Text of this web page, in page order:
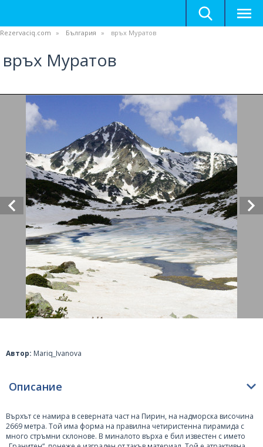
Rezervaciq.com България връх Муратов
връх Муратов
Автор: Mariq_Ivanova
Описание
Върхът се намира в северната част на Пирин, на надморска височина
2669 метра. Той има форма на правилна четиристенна пирамида с
много стръмни склонове. В миналото върха е бил известен с името